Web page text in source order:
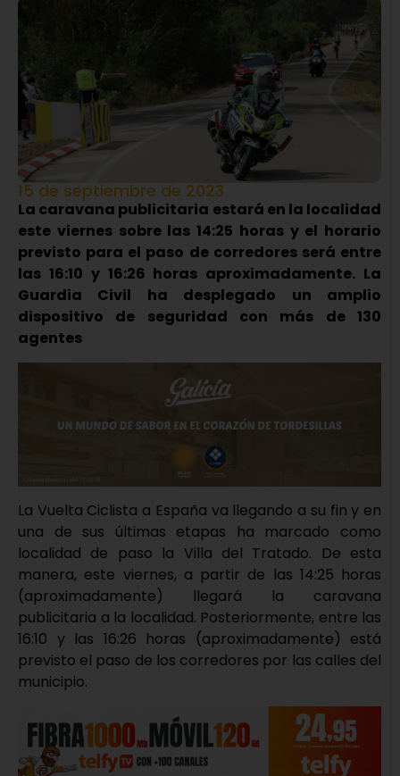
15 de septiembre de 2023
La caravana publicitaria estará en la localidad
este viernes sobre las 14:25 horas y el horario
previsto para el paso de corredores será entre
las 16:10 y 16:26 horas aproximadamente. La
Guardia Civil ha desplegado un amplio
dispositivo de seguridad con más de 130
agentes
La Vuelta Ciclista a España va llegando a su fin y en
una de sus últimas etapas ha marcado como
localidad de paso la Villa del Tratado. De esta
manera, este viernes, a partir de las 14:25 horas
(aproximadamente) llegará la caravana
publicitaria a la localidad. Posteriormente, entre las
16:10 y las 16:26 horas (aproximadamente) está
previsto el paso de los corredores por las calles del
municipio.